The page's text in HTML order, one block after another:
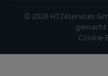
© 2026 HT24services
Cookie-